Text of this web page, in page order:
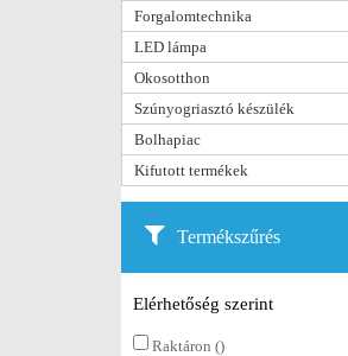
Forgalomtechnika
LED lámpa
Okosotthon
Szúnyogriasztó készülék
Bolhapiac
Kifutott termékek
Termékszűrés
Elérhetőség szerint
Raktáron ()